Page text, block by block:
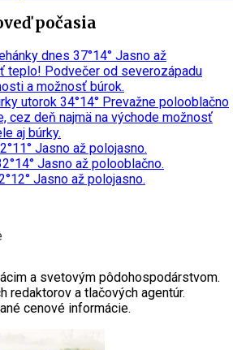
počasia
dnes 37°14° Jasno až
teplo! Podvečer od severozápadu
a možnosť búrok.
utorok 34°14° Prevažne polooblačno
cez deň najmä na východe možnosť
aj búrky.
11° Jasno až polojasno.
14° Jasno až polooblačno.
12° Jasno až polojasno.
a svetovým pôdohospodárstvom.
redaktorov a tlačových agentúr.
cenové informácie.